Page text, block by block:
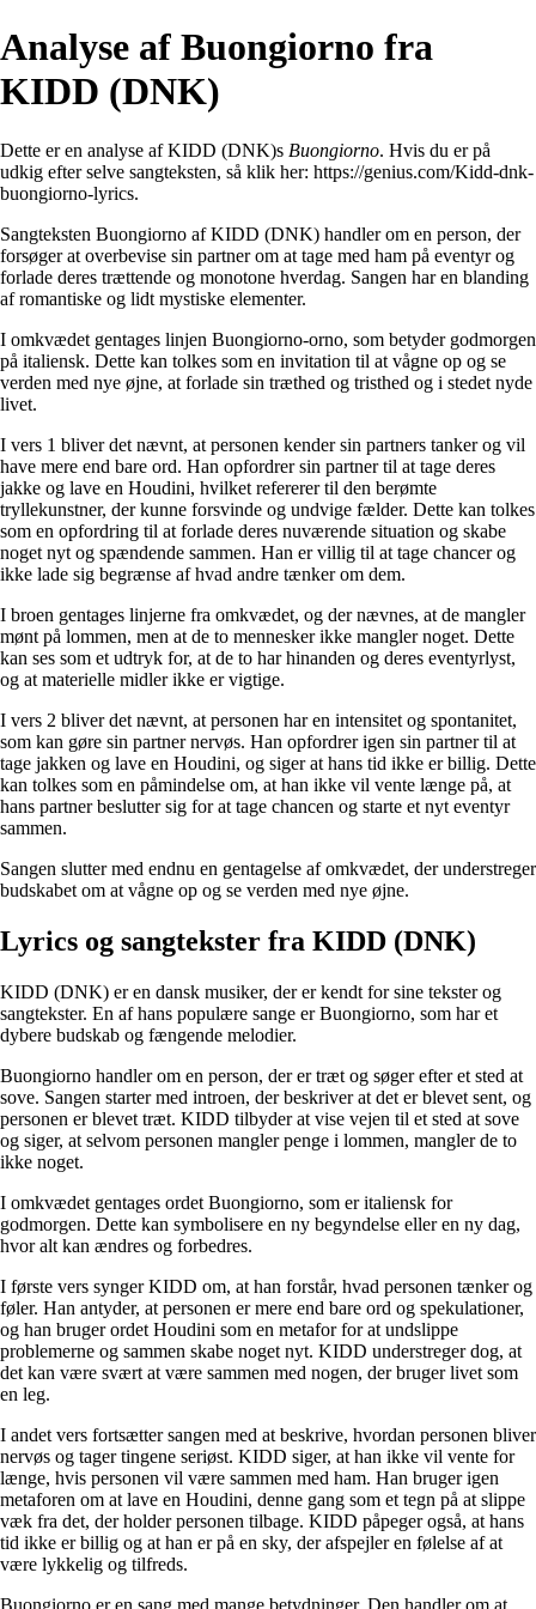
Analyse af Buongiorno fra
KIDD (DNK)
Dette er en analyse af KIDD (DNK)s Buongiorno. Hvis du er på
udkig efter selve sangteksten, så klik her: https://genius.com/Kidd-dnk-
buongiorno-lyrics.
Sangteksten Buongiorno af KIDD (DNK) handler om en person, der
forsøger at overbevise sin partner om at tage med ham på eventyr og
forlade deres trættende og monotone hverdag. Sangen har en blanding
af romantiske og lidt mystiske elementer.
I omkvædet gentages linjen Buongiorno-orno, som betyder godmorgen
på italiensk. Dette kan tolkes som en invitation til at vågne op og se
verden med nye øjne, at forlade sin træthed og tristhed og i stedet nyde
livet.
I vers 1 bliver det nævnt, at personen kender sin partners tanker og vil
have mere end bare ord. Han opfordrer sin partner til at tage deres
jakke og lave en Houdini, hvilket refererer til den berømte
tryllekunstner, der kunne forsvinde og undvige fælder. Dette kan tolkes
som en opfordring til at forlade deres nuværende situation og skabe
noget nyt og spændende sammen. Han er villig til at tage chancer og
ikke lade sig begrænse af hvad andre tænker om dem.
I broen gentages linjerne fra omkvædet, og der nævnes, at de mangler
mønt på lommen, men at de to mennesker ikke mangler noget. Dette
kan ses som et udtryk for, at de to har hinanden og deres eventyrlyst,
og at materielle midler ikke er vigtige.
I vers 2 bliver det nævnt, at personen har en intensitet og spontanitet,
som kan gøre sin partner nervøs. Han opfordrer igen sin partner til at
tage jakken og lave en Houdini, og siger at hans tid ikke er billig. Dette
kan tolkes som en påmindelse om, at han ikke vil vente længe på, at
hans partner beslutter sig for at tage chancen og starte et nyt eventyr
sammen.
Sangen slutter med endnu en gentagelse af omkvædet, der understreger
budskabet om at vågne op og se verden med nye øjne.
Lyrics og sangtekster fra KIDD (DNK)
KIDD (DNK) er en dansk musiker, der er kendt for sine tekster og
sangtekster. En af hans populære sange er Buongiorno, som har et
dybere budskab og fængende melodier.
Buongiorno handler om en person, der er træt og søger efter et sted at
sove. Sangen starter med introen, der beskriver at det er blevet sent, og
personen er blevet træt. KIDD tilbyder at vise vejen til et sted at sove
og siger, at selvom personen mangler penge i lommen, mangler de to
ikke noget.
I omkvædet gentages ordet Buongiorno, som er italiensk for
godmorgen. Dette kan symbolisere en ny begyndelse eller en ny dag,
hvor alt kan ændres og forbedres.
I første vers synger KIDD om, at han forstår, hvad personen tænker og
føler. Han antyder, at personen er mere end bare ord og spekulationer,
og han bruger ordet Houdini som en metafor for at undslippe
problemerne og sammen skabe noget nyt. KIDD understreger dog, at
det kan være svært at være sammen med nogen, der bruger livet som
en leg.
I andet vers fortsætter sangen med at beskrive, hvordan personen bliver
nervøs og tager tingene seriøst. KIDD siger, at han ikke vil vente for
længe, hvis personen vil være sammen med ham. Han bruger igen
metaforen om at lave en Houdini, denne gang som et tegn på at slippe
væk fra det, der holder personen tilbage. KIDD påpeger også, at hans
tid ikke er billig og at han er på en sky, der afspejler en følelse af at
være lykkelig og tilfreds.
Buongiorno er en sang med mange betydninger. Den handler om at